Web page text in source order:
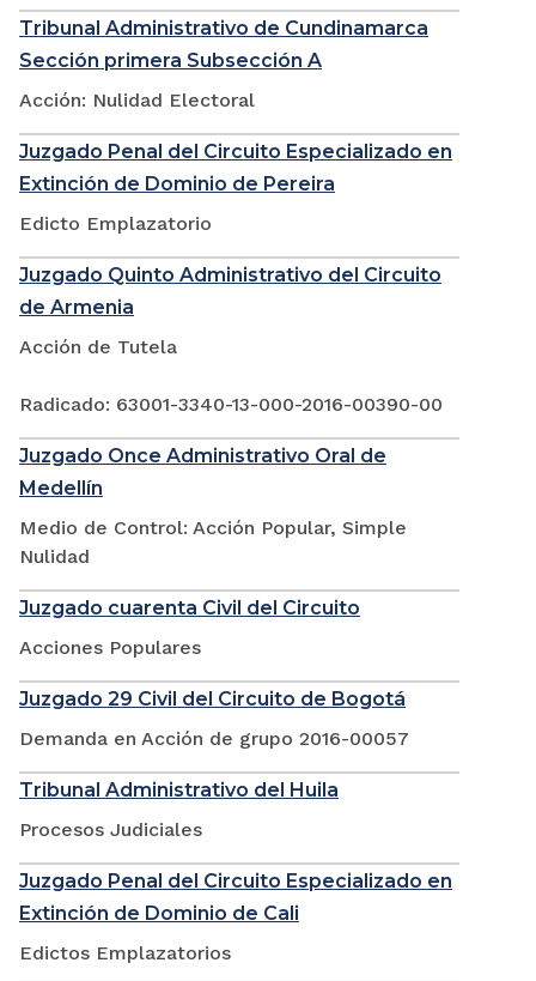
Tribunal Administrativo de Cundinamarca
Sección primera Subsección A
Acción: Nulidad Electoral
Juzgado Penal del Circuito Especializado en
Extinción de Dominio de Pereira
Edicto Emplazatorio
Juzgado Quinto Administrativo del Circuito
de Armenia
Acción de Tutela
Radicado: 63001-3340-13-000-2016-00390-00
Juzgado Once Administrativo Oral de
Medellín
Medio de Control: Acción Popular, Simple
Nulidad
Juzgado cuarenta Civil del Circuito
Acciones Populares
Juzgado 29 Civil del Circuito de Bogotá
Demanda en Acción de grupo 2016-00057
Tribunal Administrativo del Huila
Procesos Judiciales
Juzgado Penal del Circuito Especializado en
Extinción de Dominio de Cali
Edictos Emplazatorios